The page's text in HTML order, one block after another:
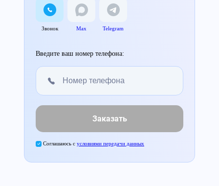
Звонок Max Telegram
Введите ваш номер телефона:
Заказать
Соглашаюсь с условиями передачи данных